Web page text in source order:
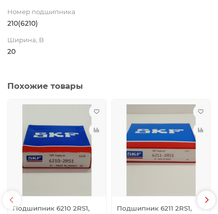
Номер подшипника
210(6210)
Ширина, B
20
Похожие товары
Подшипник 6210 2RS1,
Подшипник 6211 2RS1,